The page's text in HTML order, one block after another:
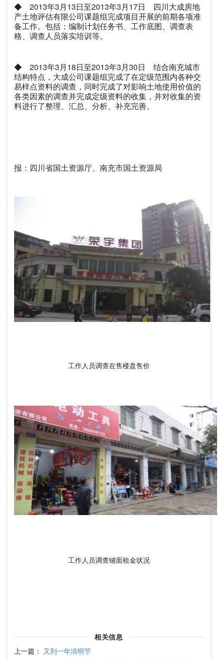
◆ 2013年3月13日至2013年3月17日 四川大成房地
产土地评估有限公司课题组完成项目开展的前期各项准
备工作。包括：编制计划任务书、工作底图、调查表
格、调查人员落实培训等。
◆ 2013年3月18日至2013年3月30日 结合南充城市
结构特点，大成公司课题组完成了在定级范围内各种交
易样点资料的调查，同时完成了对影响土地使用价值的
各类因素的调查并完成定级资料的收集，并对收集的资
料进行了整理、汇总、分析、补充完善。
报：四川省国土资源厅、南充市国土资源局
工作人员调查在售楼盘售价
工作人员调查铺面租金状况
相关信息
上一篇： 又到一年清明节